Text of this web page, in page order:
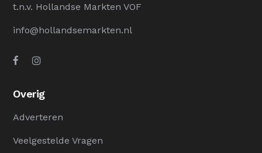
t.n.v. Hollandse Markten VOF
info@hollandsemarkten.nl
Overig
Adverteren
Veelgestelde Vragen